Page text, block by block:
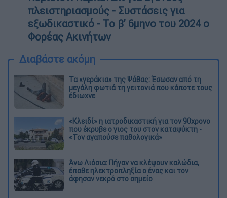
πλειστηριασμούς - Συστάσεις για
εξωδικαστικό - Το β' 6μηνο του 2024 ο
Φορέας Ακινήτων
Διαβάστε ακόμη
Τα «γεράκια» της Ψάθας: Έσωσαν από τη
μεγάλη φωτιά τη γειτονιά που κάποτε τους
έδιωχνε
«Κλειδί» η ιατροδικαστική για τον 90χρονο
που έκρυβε ο γιος του στον καταψύκτη -
«Τον αγαπούσε παθολογικά»
Άνω Λιόσια: Πήγαν να κλέψουν καλώδια,
έπαθε ηλεκτροπληξία ο ένας και τον
άφησαν νεκρό στο σημείο